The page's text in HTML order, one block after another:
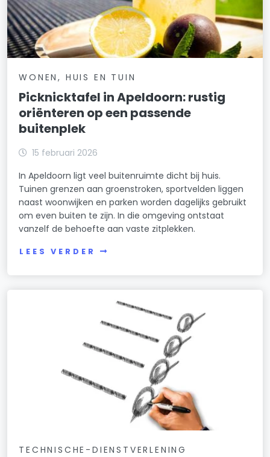
WONEN, HUIS EN TUIN
Picknicktafel in Apeldoorn: rustig
oriënteren op een passende
buitenplek
15 februari 2026
In Apeldoorn ligt veel buitenruimte dicht bij huis.
Tuinen grenzen aan groenstroken, sportvelden liggen
naast woonwijken en parken worden dagelijks gebruikt
om even buiten te zijn. In die omgeving ontstaat
vanzelf de behoefte aan vaste zitplekken.
LEES VERDER
TECHNISCHE-DIENSTVERLENING